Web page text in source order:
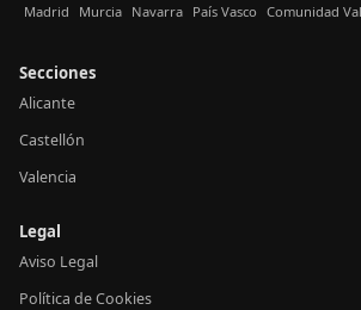
Madrid Murcia Navarra País Vasco Comunidad
Secciones
Alicante
Castellón
Valencia
Legal
Aviso Legal
Política de Cookies